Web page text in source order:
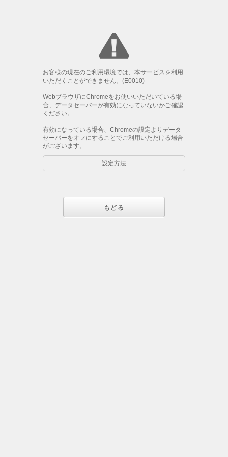
お客様の現在のご利用環境では、本サービスを利用
いただくことができません。(E0010)
WebブラウザにChromeをお使いいただいている場
合、データセーバーが有効になっていないかご確認
ください。
有効になっている場合、Chromeの設定よりデータ
セーバーをオフにすることでご利用いただける場合
がございます。
設定方法
もどる